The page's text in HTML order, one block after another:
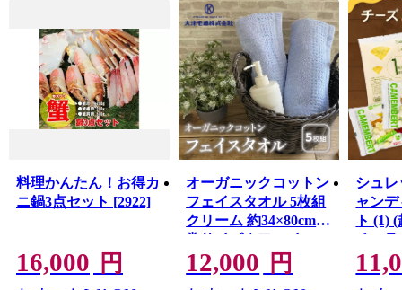
産業では明治18年頃から欧州の技術を導入した毛布の製
造が始まり、一大産地となりました。
今でも国産毛布生産量の約9割を占める「日本一の毛布の
まち」です。
また、立地条件を活かし、トレンドに素早く対応できる
ニット素材の生産地としても成長しました。
糸から製品まで、一貫してこだわりを持った付加価値の
高いものづくりを行っています。
泉大津市では、ライフステージに合わせたきめ細かいサ
ポートを行っており、安心して出産・子育てできる環境
これからも幅広い年代の人が住みたい、住み続けたいと
思えるまちをめざして、さまざまな取り組みを行ってい
料理かんたん！お得カ
ニ鍋3点セット [2922]
16,000 円
オーガニックコットン
フェイスタオル 5枚組
クリーム 約34×80cm通
常サイズ｜フェイス
タオル オーガニック
コットン 綿 100% 肌
12,000 円
シュ
ャン
ト (1)
チュ
ーズ
ズ)｜